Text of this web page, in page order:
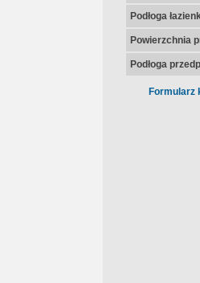
Podłoga
Powierzchnia
Podłoga
Formularz